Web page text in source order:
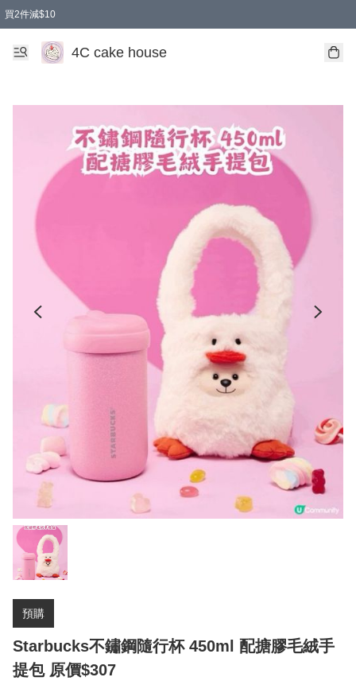
買2件減$10
任選兩件減$10
買兩盒減$10
買兩件減$10
買2件減$10
4C cake house
預購
Starbucks不鏽鋼隨行杯 450ml 配搪膠毛絨手
提包 原價$307